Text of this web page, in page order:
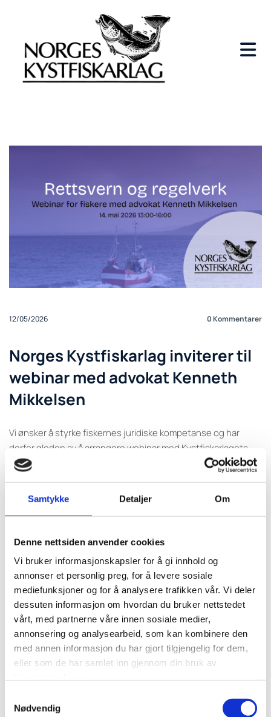
Samtykke Detaljer Om
Denne nettsiden anvender cookies
Vi bruker informasjonskapsler for å gi innhold og
annonser et personlig preg, for å levere sosiale
mediefunksjoner og for å analysere trafikken vår. Vi deler
dessuten informasjon om hvordan du bruker nettstedet
vårt, med partnerne våre innen sosiale medier,
annonsering og analysearbeid, som kan kombinere den
med annen informasjon du har gjort tilgjengelig for dem,
eller som de har samlet inn gjennom din bruk av
Nødvendig
12/05/2026 0Kommentarer
Norges Kystfiskarlag inviterer til
webinar med advokat Kenneth
Mikkelsen
Vi ønsker å styrke fiskernes juridiske kompetanse og har
derfor gleden av å arrangere webinar med Kystfiskarlagets
samarbeidsadvokat Kenneth Mikkelsen fra Østgård DA, som
myndighetene.
Tidspunkt: Torsdag 14. mai 13.00-16.00
0 Feed
Skriv en kommentar
Navn
E-post: